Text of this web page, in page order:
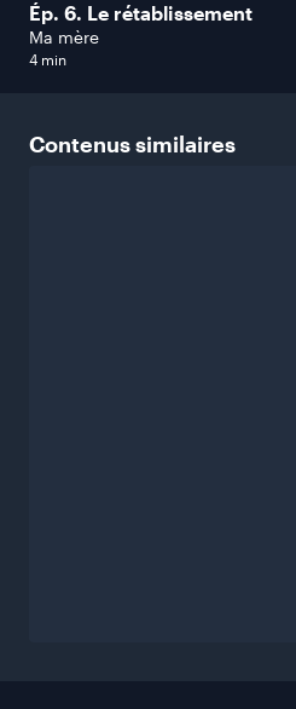
Ép. 6. Le rétablissement
Ma mère
4 min
Contenussimilaires